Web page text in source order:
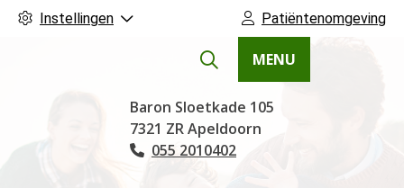
Instellingen Patiëntenomgeving
Hoofdmenu
MENU
Baron Sloetkade 105
7321 ZRApeldoorn
Tel:
055 2010402